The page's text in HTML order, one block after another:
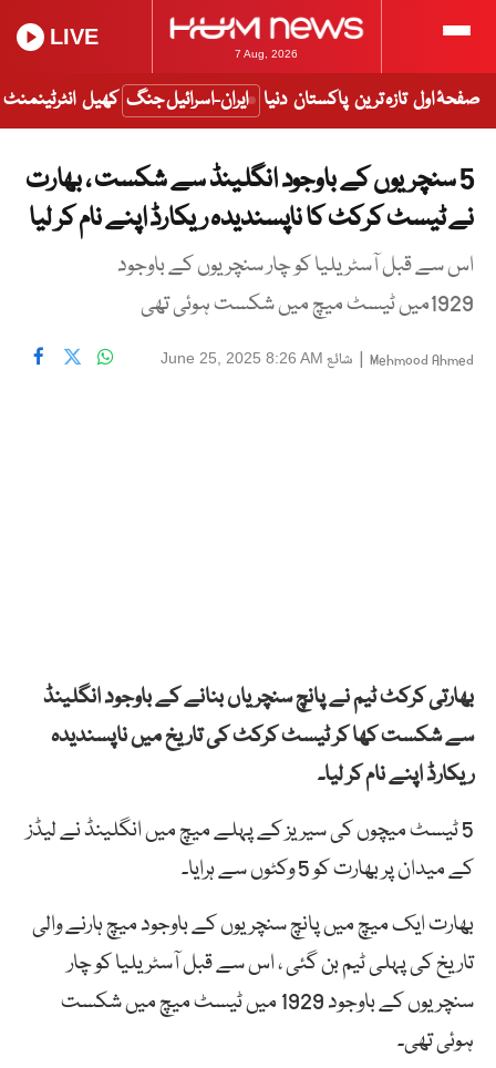
7 Aug, 2026
LIVE
صفحۂ اول تازہ ترین پاکستان دنیا ایران-اسرائیل جنگ کھیل انٹرٹینمنٹ
5 سنچریوں کے باوجود انگلینڈ سے شکست ، بھارت
نے ٹیسٹ کرکٹ کا ناپسندیدہ ریکارڈ اپنے نام کر لیا
اس سے قبل آسٹریلیا کو چار سنچریوں کے باوجود
1929میں ٹیسٹ میچ میں شکست ہوئی تھی
Mehmood Ahmed
| شائع June 25, 2025 8:26 AM
بھارتی کرکٹ ٹیم نے پانچ سنچریاں بنانے کے باوجود انگلینڈ
سے شکست کھا کر ٹیسٹ کرکٹ کی تاریخ میں ناپسندیدہ
ریکارڈ اپنے نام کر لیا۔
5 ٹیسٹ میچوں کی سیریز کے پہلے میچ میں انگلینڈ نے لیڈز
کے میدان پر بھارت کو 5 وکٹوں سے ہرایا۔
بھارت ایک میچ میں پانچ سنچریوں کے باوجود میچ ہارنے والی
تاریخ کی پہلی ٹیم بن گئی ، اس سے قبل آسٹریلیا کو چار
سنچریوں کے باوجود 1929 میں ٹیسٹ میچ میں شکست
ہوئی تھی۔